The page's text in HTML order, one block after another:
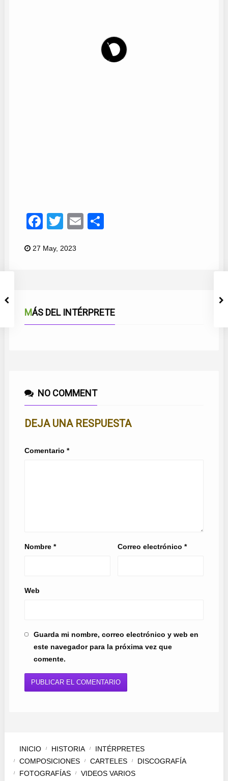
Facebook
TwitterEmail
27 May, 2023
MÁS DEL INTÉRPRETE
NO COMMENT
DEJA UNA RESPUESTA
Comentario *
Nombre * Correo electrónico*
Web
Guarda mi nombre, correo electrónico y web en
este navegador para la próxima vez que
comente.
INICIO HISTORIA
INTÉRPRETES
COMPOSICIONES
CARTELES
DISCOGRAFÍA
FOTOGRAFÍAS
VIDEOS VARIOS